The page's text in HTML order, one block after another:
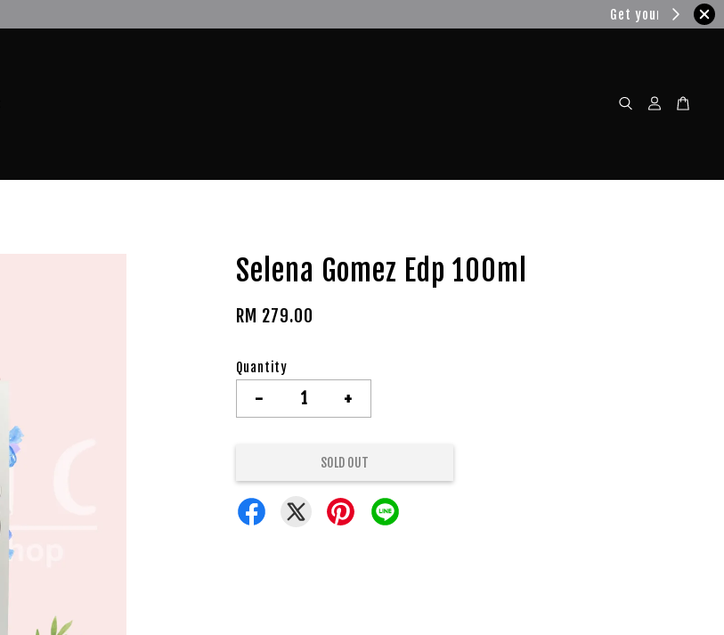
fragrance with minimum spend of RM100
Selena Gomez Edp 100ml
RM 279.00
Quantity
- +
SOLD OUT